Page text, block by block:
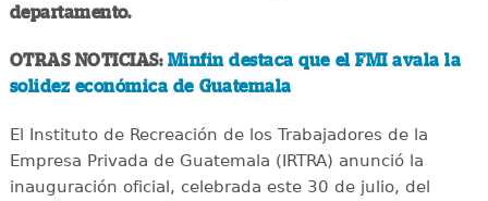
departamento.
OTRAS NOTICIAS: Minfin destaca que el FMI avala la
solidez económica de Guatemala
El Instituto de Recreación de los Trabajadores de la
Empresa Privada de Guatemala (IRTRA) anunció la
inauguración oficial, celebrada este 30 de julio, del